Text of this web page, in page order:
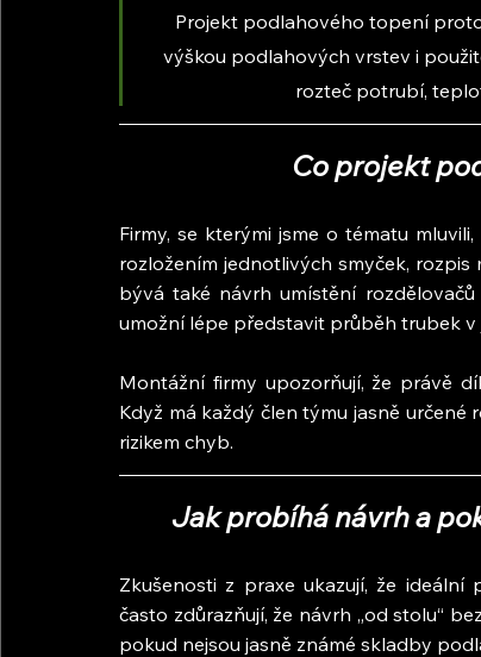
Projekt podlahového topení
výškou podlahových vrstev i
rozteč potrubí,
Co projekt
Firmy, se kterými jsme o tématu
rozložením jednotlivých smyček,
bývá také návrh umístění rozdělovačů
umožní lépe představit průběh trubek
Montážní firmy upozorňují, že právě
Když má každý člen týmu jasně
rizikem chyb.
Jak probíhá návrh a
Zkušenosti z praxe ukazují, že
často zdůrazňují, že návrh „od stolu“
pokud nejsou jasně známé skladby